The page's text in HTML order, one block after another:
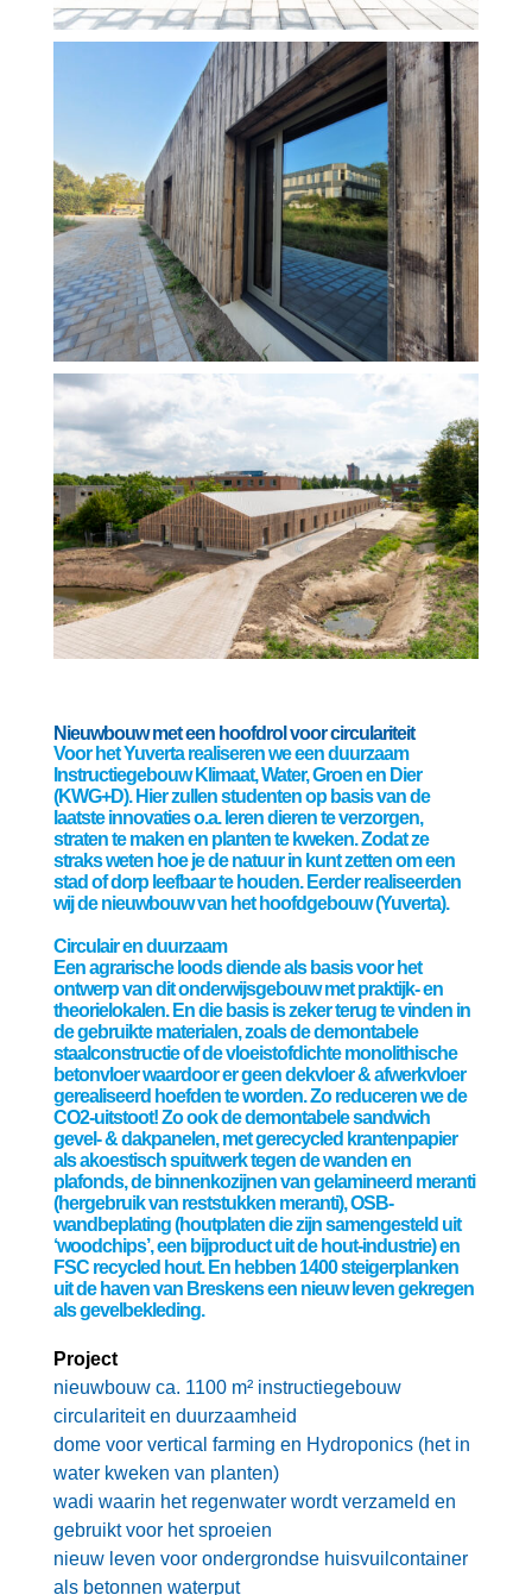
Nieuwbouw met een hoofdrol voor circulariteit
Voor het Yuverta realiseren we een duurzaam
Instructiegebouw Klimaat, Water, Groen en Dier
(KWG+D). Hier zullen studenten op basis van de
laatste innovaties o.a. leren dieren te verzorgen,
straten te maken en planten te kweken. Zodat ze
straks weten hoe je de natuur in kunt zetten om een
stad of dorp leefbaar te houden. Eerder realiseerden
wij de nieuwbouw van het hoofdgebouw (Yuverta).
Circulair en duurzaam
Een agrarische loods diende als basis voor het
ontwerp van dit onderwijsgebouw met praktijk- en
theorielokalen. En die basis is zeker terug te vinden in
de gebruikte materialen, zoals de demontabele
staalconstructie of de vloeistofdichte monolithische
betonvloer waardoor er geen dekvloer & afwerkvloer
gerealiseerd hoefden te worden. Zo reduceren we de
CO2-uitstoot! Zo ook de demontabele sandwich
gevel- & dakpanelen, met gerecycled krantenpapier
als akoestisch spuitwerk tegen de wanden en
plafonds, de binnenkozijnen van gelamineerd meranti
(hergebruik van reststukken meranti), OSB-
wandbeplating (houtplaten die zijn samengesteld uit
‘woodchips’, een bijproduct uit de hout-industrie) en
FSC recycled hout. En hebben 1400 steigerplanken
uit de haven van Breskens een nieuw leven gekregen
als gevelbekleding.
Project
nieuwbouw ca. 1100 m² instructiegebouw
circulariteit en duurzaamheid
dome voor vertical farming en Hydroponics (het in
water kweken van planten)
wadi waarin het regenwater wordt verzameld en
gebruikt voor het sproeien
nieuw leven voor ondergrondse huisvuilcontainer
als betonnen waterput